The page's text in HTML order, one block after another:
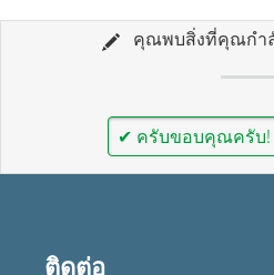
คุณพบสิ่งที่คุณกำ
✔ ครับขอบคุณครับ!
ติดต่อ